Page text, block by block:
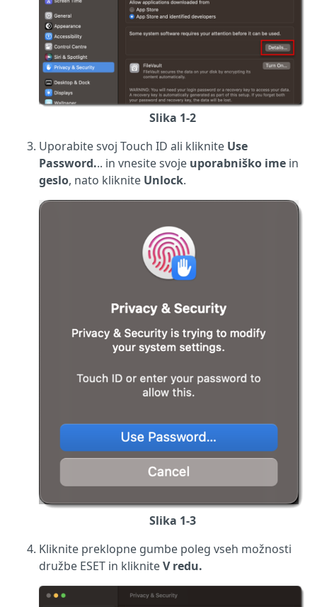
Slika 1-2
Uporabite svoj Touch ID ali kliknite Use
Password... in vnesite svoje uporabniško ime in
geslo, nato kliknite Unlock.
Slika 1-3
Kliknite preklopne gumbe poleg vseh možnosti
družbe ESET in klikniteV redu.